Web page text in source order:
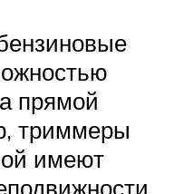
прямой
триммеры
имеют